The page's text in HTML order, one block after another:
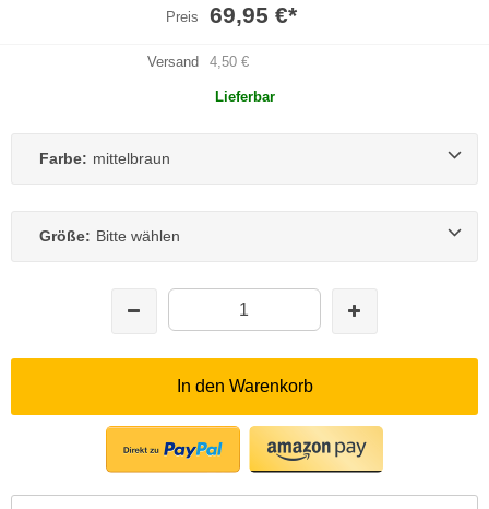
Preis 69,95 €*
Versand 4,50 €
Lieferbar
Farbe: mittelbraun
Größe: Bitte wählen
In den Warenkorb